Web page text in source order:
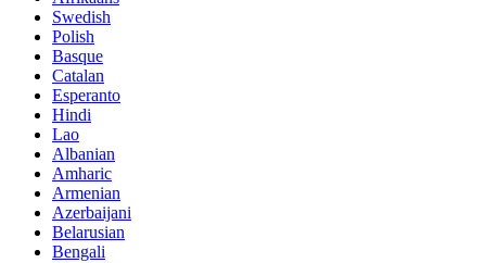
Swedish
Polish
Basque
Catalan
Esperanto
Hindi
Lao
Albanian
Amharic
Armenian
Azerbaijani
Belarusian
Bengali